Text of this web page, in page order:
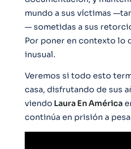
mundo a sus víctimas
— sometidas a sus
Por poner en contexto lo
inusual.
Veremos si todo esto
casa, disfrutando de sus
viendo Laura En América
continúa en prisión a